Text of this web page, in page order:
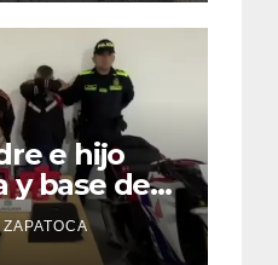
e hijo
y base de
La